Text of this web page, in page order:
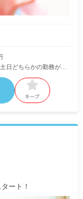
日どちらかの勤務がで
～
13,000円以上）を含
は別途支給。
業績手当として）
す。
キープ
ート！